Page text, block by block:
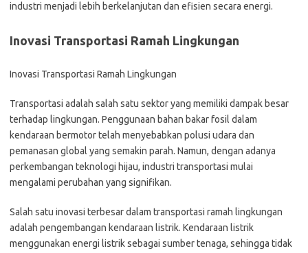
industri menjadi lebih berkelanjutan dan efisien secara energi.
Inovasi Transportasi Ramah Lingkungan
Inovasi Transportasi Ramah Lingkungan
Transportasi adalah salah satu sektor yang memiliki dampak besar
terhadap lingkungan. Penggunaan bahan bakar fosil dalam
kendaraan bermotor telah menyebabkan polusi udara dan
pemanasan global yang semakin parah. Namun, dengan adanya
perkembangan teknologi hijau, industri transportasi mulai
mengalami perubahan yang signifikan.
Salah satu inovasi terbesar dalam transportasi ramah lingkungan
adalah pengembangan kendaraan listrik. Kendaraan listrik
menggunakan energi listrik sebagai sumber tenaga, sehingga tidak